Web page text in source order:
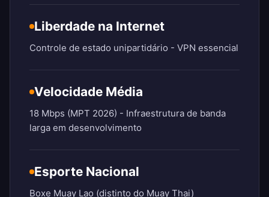
Liberdade na Internet
Controle de estado unipartidário - VPN essencial
Velocidade Média
18 Mbps (MPT 2026) - Infraestrutura de banda
larga em desenvolvimento
Esporte Nacional
Boxe Muay Lao (distinto do Muay Thai)